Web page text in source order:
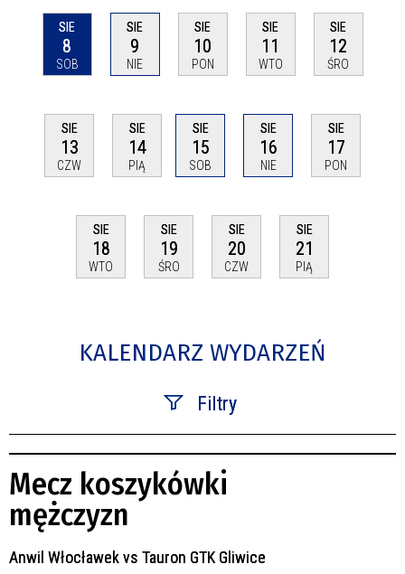
SIE
8
SOB
SIE
9
NIE
SIE
10
PON
SIE
11
WTO
SIE
12
ŚRO
SIE
13
CZW
SIE
14
PIĄ
SIE
15
SOB
SIE
16
NIE
SIE
17
PON
SIE
18
WTO
SIE
19
ŚRO
SIE
20
CZW
SIE
21
PIĄ
KALENDARZ WYDARZEŃ
Filtry
Kategoria
Mecz koszykówki
mężczyzn
Anwil Włocławek vs Tauron GTK Gliwice